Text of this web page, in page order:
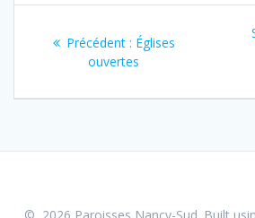
l’article
Précédent : Article
précédent
Églises
ouvertes